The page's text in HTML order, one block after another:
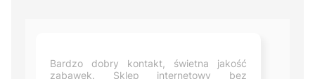
Bardzo dobry kontakt, świetna jakość
zabawek. Sklep internetowy bez